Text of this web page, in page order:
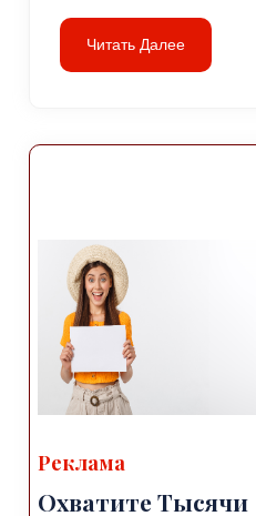
Читать Далее
Реклама
Охватите Тысячи